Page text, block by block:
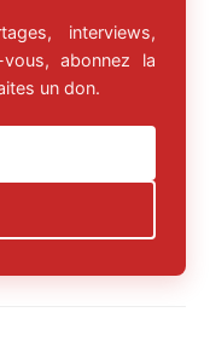
interviews,
abonnez la
un don.